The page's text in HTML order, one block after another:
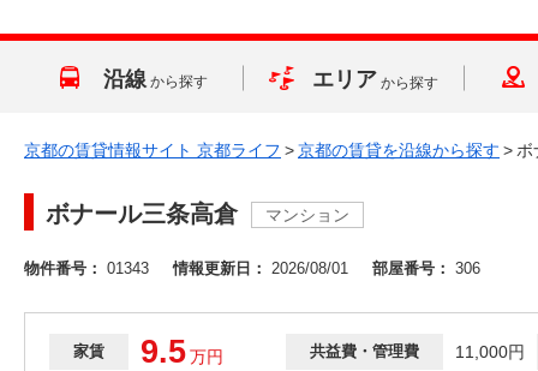
沿線 から探す エリア から探す
京都の賃貸情報サイト 京都ライフ >京都の賃貸を沿線から探す > ボ
ボナール三条高倉 マンション
物件番号： 01343 情報更新日： 2026/08/01 部屋番号： 306
家賃 9.5万円 共益費・管理費 11,000円